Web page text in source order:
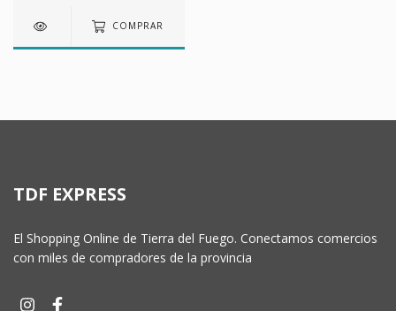
COMPRAR
TDF EXPRESS
El Shopping Online de Tierra del Fuego. Conectamos comercios
con miles de compradores de la provincia